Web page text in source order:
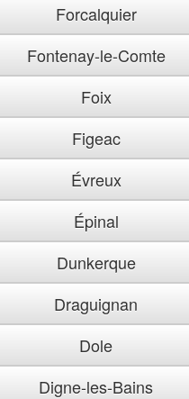
Forcalquier
Fontenay-le-Comte
Foix
Figeac
Évreux
Épinal
Dunkerque
Draguignan
Dole
Digne-les-Bains